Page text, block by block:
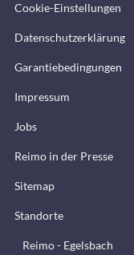
Cookie-Einstellungen
Datenschutzerklärung
Garantiebedingungen
Impressum
Jobs
Reimo in der Presse
Sitemap
Standorte
Reimo - Egelsbach